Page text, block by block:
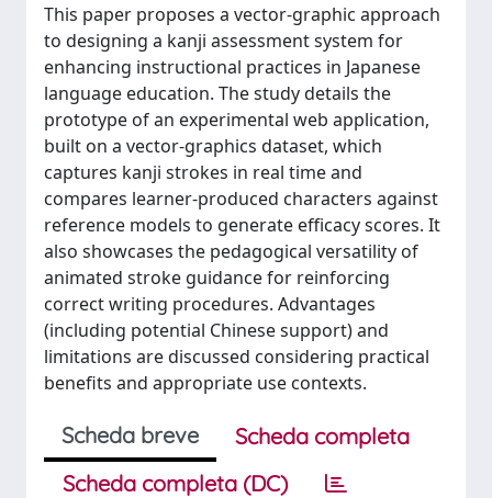
This paper proposes a vector-graphic approach
to designing a kanji assessment system for
enhancing instructional practices in Japanese
language education. The study details the
prototype of an experimental web application,
built on a vector-graphics dataset, which
captures kanji strokes in real time and
compares learner-produced characters against
reference models to generate efficacy scores. It
also showcases the pedagogical versatility of
animated stroke guidance for reinforcing
correct writing procedures. Advantages
(including potential Chinese support) and
limitations are discussed considering practical
benefits and appropriate use contexts.
Scheda breve
Scheda completa
Scheda completa (DC)